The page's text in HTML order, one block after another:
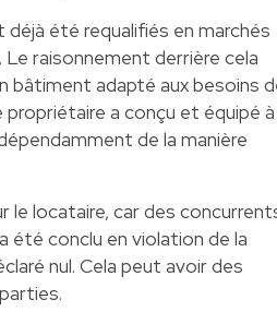
été requalifiés en marchés
raisonnement derrière cela
bâtiment adapté aux besoins
a conçu et équipé à
de la manière
le locataire, car des
été conclu en violation de la
nul. Cela peut avoir des